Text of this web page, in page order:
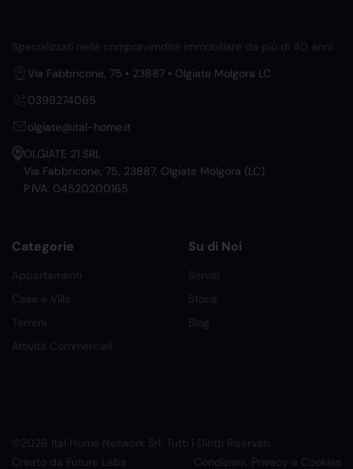
Specializzati nella compravendita immobiliare da più di 40 anni.
Via Fabbricone, 75 • 23887 • Olgiate Molgora LC
0399274065
olgiate@ital-home.it
OLGIATE 21 SRL
Via Fabbricone, 75, 23887, Olgiate Molgora (LC)
P.IVA: 04520200165
Categorie
Appartamenti
Case e Ville
Terreni
Attività Commerciali
Su di Noi
Servizi
Storia
Blog
©2026 Ital Home Network Srl. Tutti i Diritti Riservati.
Creato da Future Labs
Condizioni, Privacy e Cookies